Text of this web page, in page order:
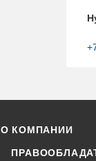
О КОМПАНИИ